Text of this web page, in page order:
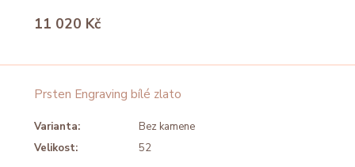
11 020 Kč
Prsten Engraving bílé zlato
Varianta:
Bez kamene
Velikost:
52